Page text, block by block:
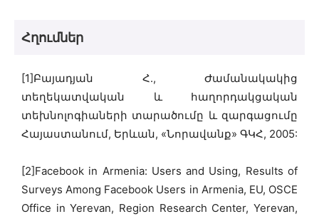
Հղումներ
[1]Բայադյան Հ., Ժամանակակից
տեղեկատվական և հաղորդակցական
տեխնոլոգիաների տարածումը և զարգացումը
Հայաստանում, Երևան, «Նորավանք» ԳԿՀ, 2005:
[2]Facebook in Armenia: Users and Using, Results of
Surveys Among Facebook Users in Armenia, EU, OSCE
Office in Yerevan, Region Research Center, Yerevan,